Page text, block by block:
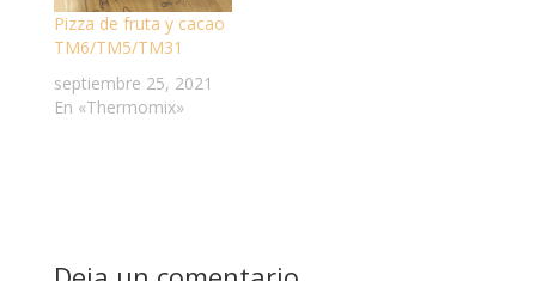
Pizza de fruta y cacao
TM6/TM5/TM31
septiembre 25, 2021
En «Thermomix»